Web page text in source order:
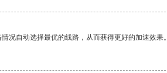
况自动选择最优的线路，从而获得更好的加速效果。